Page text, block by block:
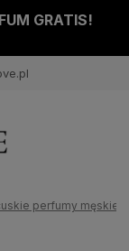
GRATIS!
perfumy męskie